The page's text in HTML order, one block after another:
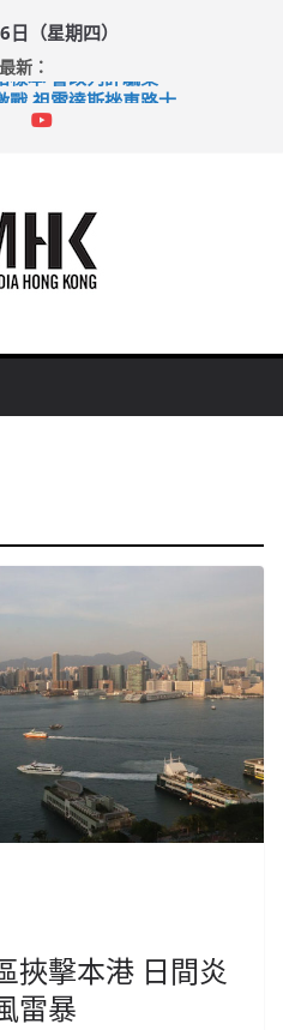
（星期四）
最新：
樣本 警改列詐騙案
戰 祖雲達斯挫車路士
國泰：下半年油價續波動
挾擊本港 日間炎
雷暴